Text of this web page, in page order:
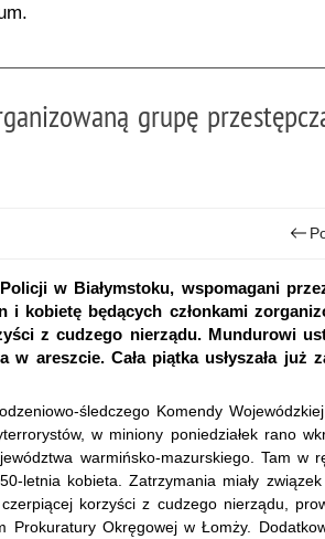
grupę
w Białymstoku, wspomagani
kobietę będących członkami
z cudzego nierządu. Mundurowi
areszcie. Cała piątka usłyszała już
śledczego Komendy
w miniony poniedziałek rano
warmińsko-mazurskiego. Tam w
letnia kobieta. Zatrzymania miały
korzyści z cudzego nierządu,
Prokuratury Okręgowej w Łomży.